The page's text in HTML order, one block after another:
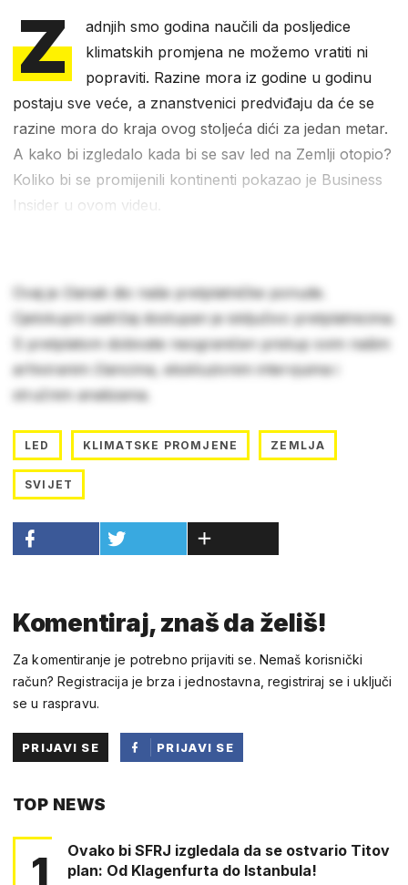
Z
adnjih smo godina naučili da posljedice
klimatskih promjena ne možemo vratiti ni
popraviti. Razine mora iz godine u godinu
postaju sve veće, a znanstvenici predviđaju da će se
razine mora do kraja ovog stoljeća dići za jedan metar.
A kako bi izgledalo kada bi se sav led na Zemlji otopio?
Koliko bi se promijenili kontinenti pokazao je Business
Insider u ovom videu.
Ovaj je članak dio naše pretplatničke ponude.
Cjelokupni sadržaj dostupan je isključivo pretplatnicima.
S pretplatom dobivate neograničen pristup svim našim
arhiviranim člancima, ekskluzivnim intervjuima i
stručnim analizama.
LED KLIMATSKE PROMJENE ZEMLJA
SVIJET
Komentiraj, znaš da želiš!
Za komentiranje je potrebno prijaviti se. Nemaš korisnički
račun? Registracija je brza i jednostavna, registriraj se i uključi
se u raspravu.
PRIJAVI SE
PRIJAVI SE
TOP NEWS
1
Ovako bi SFRJ izgledala da se ostvario Titov
plan: Od Klagenfurta do Istanbula!